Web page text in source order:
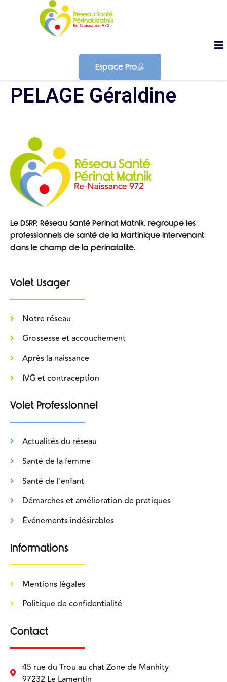
Espace Pro
PELAGE Géraldine
Le DSRP, Réseau Santé Perinat Matnik, regroupe les
professionnels de santé de la Martinique intervenant
dans le champ de la périnatalité.
Volet Usager
Notre réseau
Grossesse et accouchement
Après la naissance
IVG et contraception
Volet Professionnel
Actualités du réseau
Santé de la femme
Santé de l'enfant
Démarches et amélioration de pratiques
Événements indésirables
Informations
Mentions légales
Politique de confidentialité
Contact
45 rue du Trou au chat Zone de Manhity
97232 Le Lamentin